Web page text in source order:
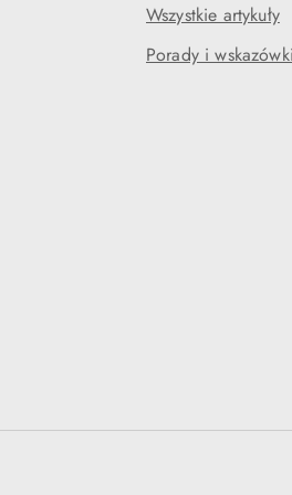
Wszystkie artykuły
Porady i